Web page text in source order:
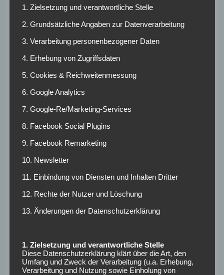
entgegen.
Sie fühlen sich durch die Ankunft des Engländers, der von
Amorim seit Dezember 2024 nicht mehr aufgestellt
als Rashford.“) worden war, „herausgefordert“, hieß es aus
Spanien.
Vor Marcus Rashford:
Wie oft traf Gary
Lineker für den FC
Barcelona?
Rashford aus England nur Gary Lineker, damals 25, an.
umgerechnet 3,2 Millionen Euro vom FC Everton zu
„Barca“.
1. Zielsetzung und verantwortliche Stelle
2. Grundsätzliche Angaben zur Datenverarbeitung
3. Verarbeitung personenbezogener Daten
4. Erhebung von Zugriffsdaten
5. Cookies & Reichweitenmessung
6. Google Analytics
7. Google-Re/Marketing-Services
8. Facebook Social Plugins
9. Facebook Remarketing
10. Newsletter
11. Einbindung von Diensten und Inhalten Dritter
12. Rechte der Nutzer und Löschung
13. Änderungen der Datenschutzerklärung
1. Zielsetzung und verantwortliche Stelle
Diese Datenschutzerklärung klärt über die Art, den
Umfang und Zweck der Verarbeitung (u.a. Erhebung,
Verarbeitung und Nutzung sowie Einholung von